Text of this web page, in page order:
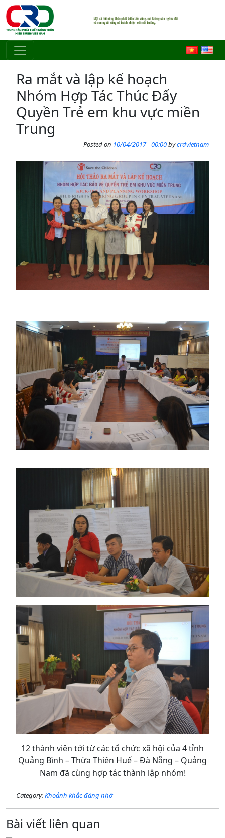
Skip to main content
Ra mắt và lập kế hoạch
Nhóm Hợp Tác Thúc Đẩy
Quyền Trẻ em khu vực miền
Trung
Posted on 10/04/2017 - 00:00bycrdvietnam
12 thành viên tới từ các tổ chức xã hội của 4 tỉnh
Quảng Bình – Thừa Thiên Huế – Đà Nẵng – Quảng
Nam đã cùng hợp tác thành lập nhóm!
Category:Khoảnh khắc đáng nhớ
Bài viết liên quan